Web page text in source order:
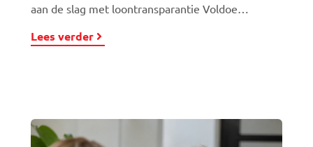
aan de slag met loontransparantie Voldoe…
Lees verder